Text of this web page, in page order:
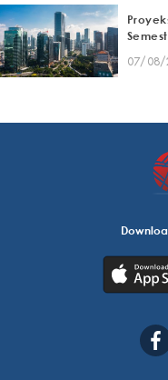
07/08/